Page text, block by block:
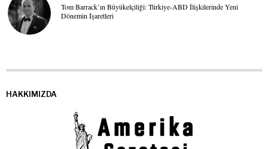
Tom Barrack’ın Büyükelçiliği: Türkiye-ABD İlişkilerinde Yeni
Dönemin İşaretleri
HAKKIMIZDA